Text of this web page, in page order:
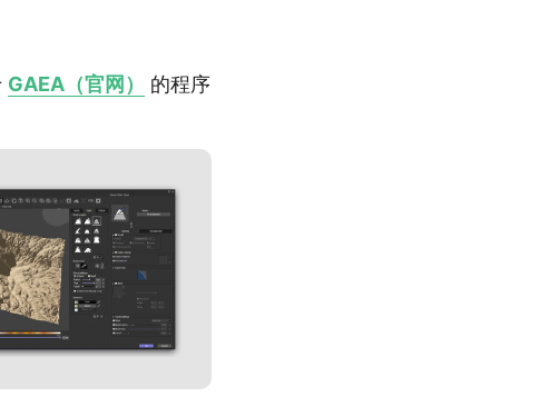
GAEA（官网）
的程序